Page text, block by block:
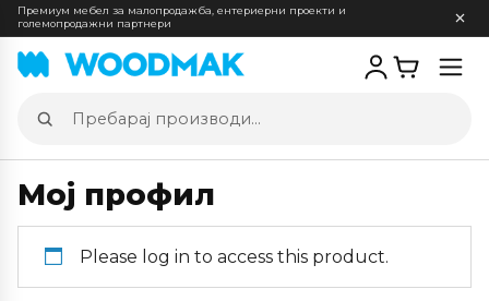
Премиум мебел за малопродажба, ентериерни проекти и
големопродажни партнери
Пребарај
производи
Мој профил
Please log in to access this product.